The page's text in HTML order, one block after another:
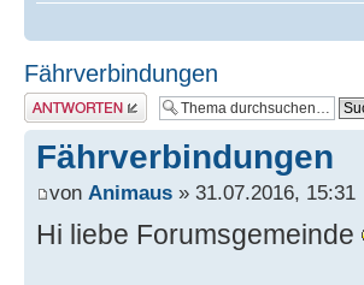
Fährverbindungen
Antwort erstellen
Fährverbindungen
von Animaus » 31.07.2016, 15:31
Hi liebe Forumsgemeinde